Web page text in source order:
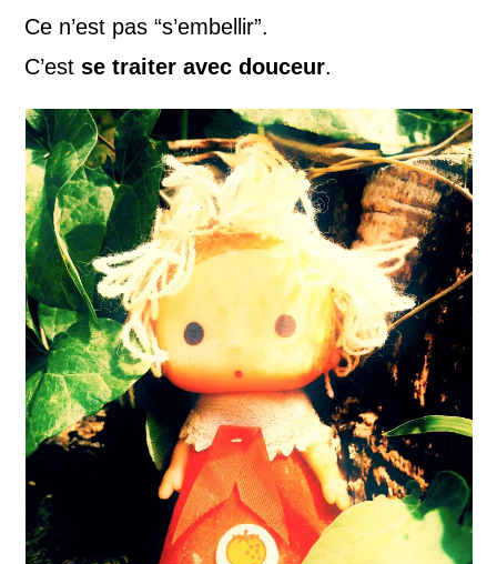
Ce n’est pas “s’embellir”.
C’estse traiter avec douceur.